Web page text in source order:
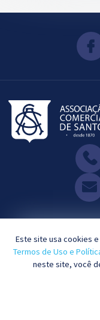
Este site usa cookies
Termos de Uso e
neste site, você
2023©.